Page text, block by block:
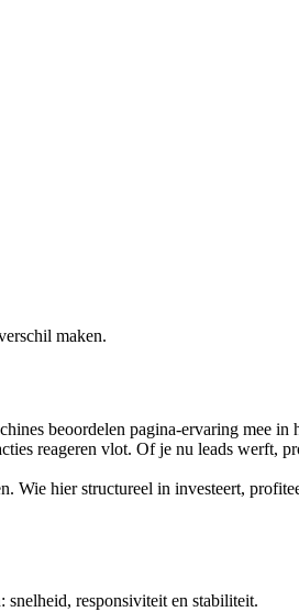
maken.
beoordelen pagina-ervaring mee in
reageren vlot. Of je nu leads werft,
Wie hier structureel in investeert,
responsiviteit en stabiliteit.